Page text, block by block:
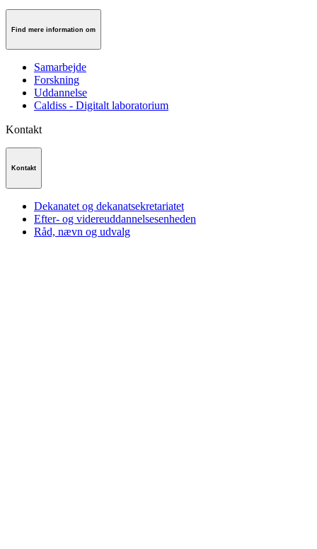
Find mere information om
Samarbejde
Forskning
Uddannelse
Caldiss - Digitalt laboratorium
Kontakt
Kontakt
Dekanatet og dekanatsekretariatet
Efter- og videreuddannelsesenheden
Råd, nævn og udvalg